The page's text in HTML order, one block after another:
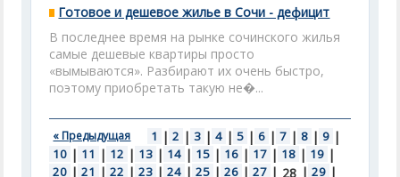
Готовое и дешевое жилье в Сочи - дефицит
В последнее время на рынке сочинского жилья
самые дешевые квартиры просто
«вымываются». Разбирают их очень быстро,
поэтому приобретать такую не�...
« Предыдущая 1 | 2 | 3 | 4 | 5 | 6 | 7 | 8 | 9 |
10 | 11 | 12 | 13 | 14 | 15 | 16 | 17 | 18 | 19 |
20 | 21 | 22 | 23 | 24 | 25 | 26 | 27 | 28 | 29 |